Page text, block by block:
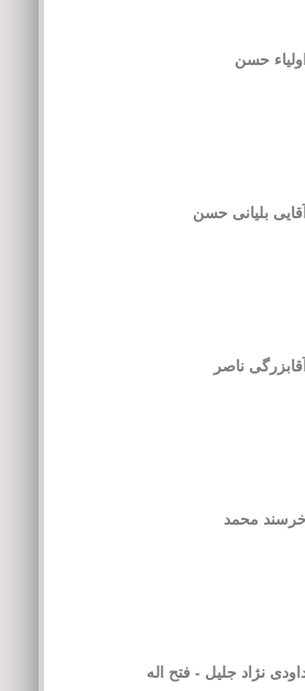
اولیاء حسن
آقایی بلیانی حسن
آقابزرگی ناصر
خرسند محمد
نژاد جلیل - فتح اله